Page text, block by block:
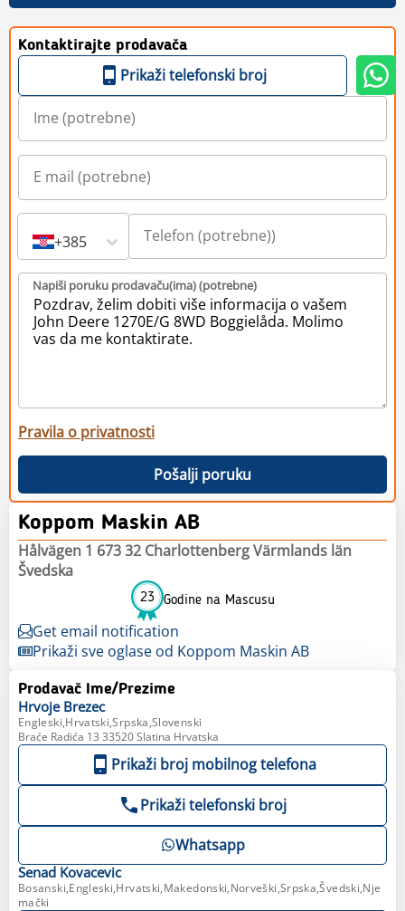
Kontaktirajte prodavača
Prikaži telefonski broj
+385
Napiši poruku prodavaču(ima) (potrebne)
Pravila o privatnosti
Pošalji poruku
Koppom Maskin AB
Hålvägen 1 673 32 Charlottenberg Värmlands län
Švedska
23 Godine na Mascusu
Get email notification
Prikaži sve oglase od Koppom Maskin AB
Prodavač Ime/Prezime
Hrvoje Brezec
Engleski,Hrvatski,Srpska,Slovenski
Braće Radića 13 33520 Slatina Hrvatska
Prikaži broj mobilnog telefona
Prikaži telefonski broj
Whatsapp
Senad Kovacevic
Bosanski,Engleski,Hrvatski,Makedonski,Norveški,Srpska,Švedski,Nje
mački